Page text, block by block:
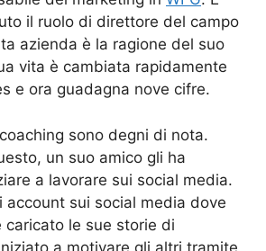
il ruolo di direttore del campo
azienda è la ragione del suo
vita è cambiata rapidamente
e ora guadagna nove cifre.
sono degni di nota.
un suo amico gli ha
a lavorare sui social media.
account sui social media dove
caricato le sue storie di
a motivare gli altri tramite